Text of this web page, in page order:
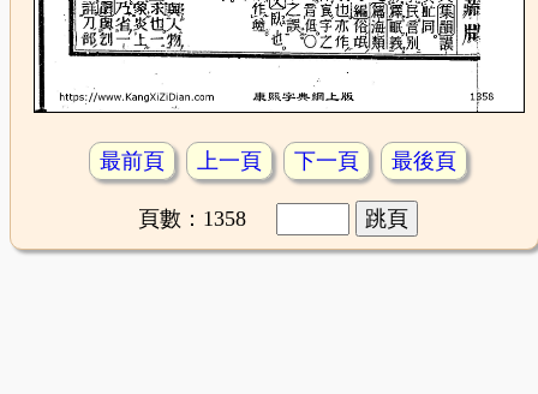
最前頁 上一頁 下一頁 最後頁
頁數：1358